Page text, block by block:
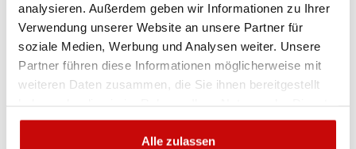
analysieren. Außerdem geben wir Informationen zu Ihrer
Verwendung unserer Website an unsere Partner für
soziale Medien, Werbung und Analysen weiter. Unsere
Partner führen diese Informationen möglicherweise mit
weiteren Daten zusammen, die Sie ihnen bereitgestellt
gesammelt haben.
Alle zulassen
Beschreibung
Lampe einzeln LAP LTB-
040 LED 12/24V, Flexi-DIN.,
orange, R65